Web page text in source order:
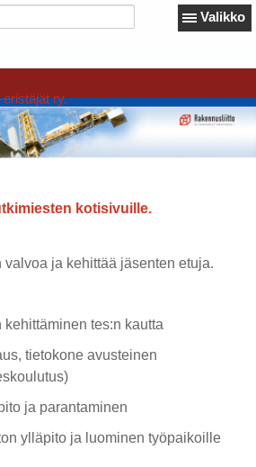
Valikko
ry.
kotisivuille.
valvoa ja kehittää jäsenten etuja.
tes:n kautta
tietokone avusteinen
ja parantaminen
ylläpito ja luominen työpaikoille